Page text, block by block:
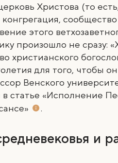
Христова (то
сообщество
этого
произошло не сразу:
христианского
для того, чтобы он
Венского
статье «Исполнение
.
и